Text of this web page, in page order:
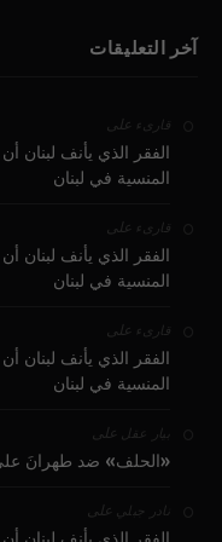
آخر التعليقات
قارىء على
الفقر الذي يأنف لبنان
المنسية في لبنان
قارىء على
الفقر الذي يأنف لبنان
المنسية في لبنان
قارىء على
الفقر الذي يأنف لبنان
المنسية في لبنان
بيار عقل على
«الحلف» ضد طهرانَ
نادر جبلي على